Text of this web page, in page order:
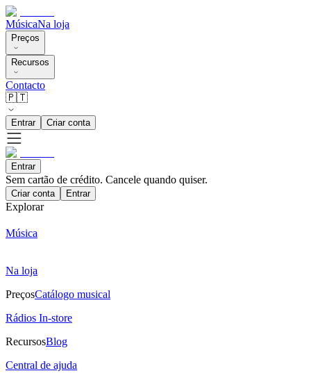
MúsicaNa loja
Preços
Recursos
Contacto
🇵🇹
Entrar Criar conta
Entrar
Sem cartão de crédito. Cancele quando quiser.
Criar conta Entrar
Explorar
Música
Na loja
PreçosCatálogo musical
Rádios In-store
RecursosBlog
Central de ajuda